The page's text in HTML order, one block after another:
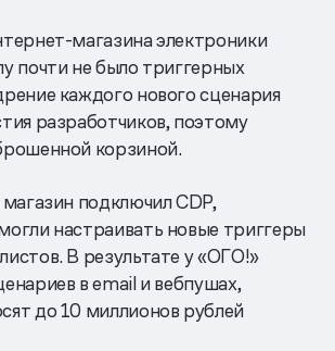
магазина электроники
почти не было триггерных
каждого нового сценария
разработчиков, поэтому
корзиной.
подключил CDP,
настраивать новые триггеры
В результате у «ОГО!»
в email и вебпушах,
до 10 миллионов рублей